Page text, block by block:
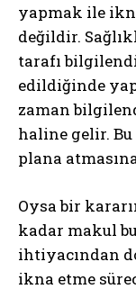
yapmak ile
değildir.
tarafı
edildiğinde
zaman
haline gelir.
plana
Oysa bir
kadar makul
ihtiyacından
ikna etme